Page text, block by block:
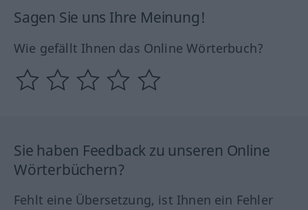
Sagen Sie uns Ihre Meinung!
Wie gefällt Ihnen das Online Wörterbuch?
Sie haben Feedback zu unseren Online
Wörterbüchern?
Fehlt eine Übersetzung, ist Ihnen ein Fehler